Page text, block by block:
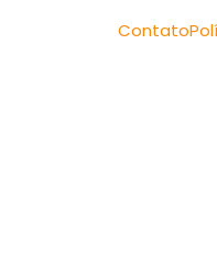
Contato